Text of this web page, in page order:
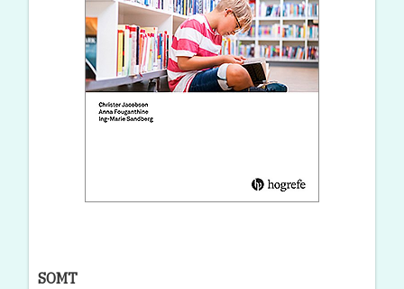
SOMT